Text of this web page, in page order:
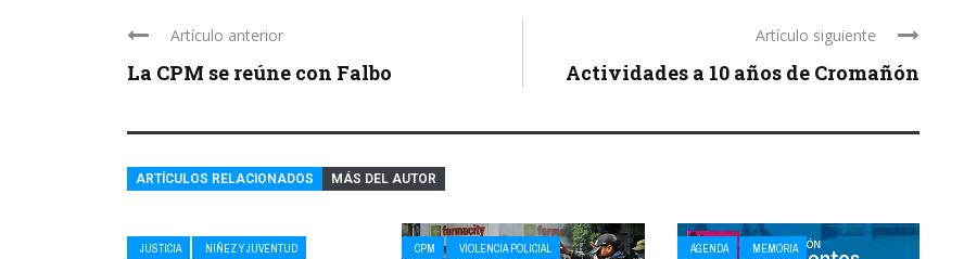
Artículo anterior
La CPM se reúne con Falbo
Artículo siguiente
Actividades a 10 años de Cromañón
ARTÍCULOS RELACIONADOS MÁS DEL AUTOR
JUSTICIA
NIÑEZ Y JUVENTUD
CPM VIOLENCIA POLICIAL AGENDA MEMORIA